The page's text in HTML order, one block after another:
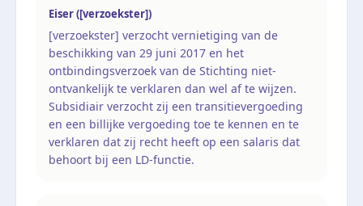
Eiser ([verzoekster])
[verzoekster] verzocht vernietiging van de
beschikking van 29 juni 2017 en het
ontbindingsverzoek van de Stichting niet-
ontvankelijk te verklaren dan wel af te wijzen.
Subsidiair verzocht zij een transitievergoeding
en een billijke vergoeding toe te kennen en te
verklaren dat zij recht heeft op een salaris dat
behoort bij een LD-functie.